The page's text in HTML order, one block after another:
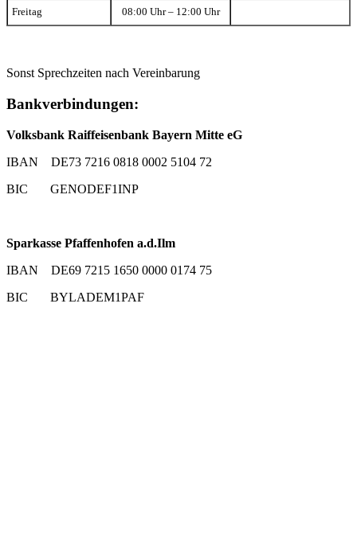
Freitag 08:00 Uhr – 12:00 Uhr
Sonst Sprechzeiten nach Vereinbarung
Bankverbindungen:
Volksbank Raiffeisenbank Bayern Mitte eG
IBAN DE73 7216 0818 0002 5104 72
BIC GENODEF1INP
Sparkasse Pfaffenhofen a.d.Ilm
IBAN DE69 7215 1650 0000 0174 75
BIC BYLADEM1PAF